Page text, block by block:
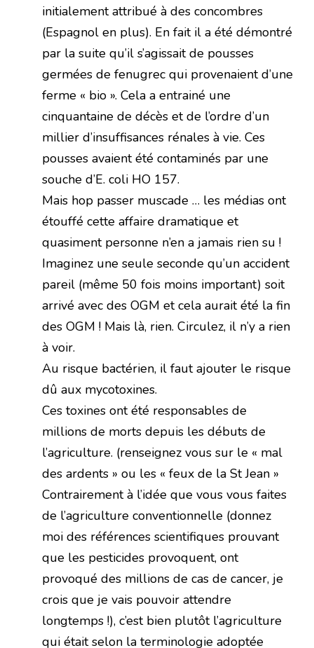
initialement attribué à des concombres
(Espagnol en plus). En fait il a été démontré
par la suite qu’il s’agissait de pousses
germées de fenugrec qui provenaient d’une
ferme « bio ». Cela a entrainé une
cinquantaine de décès et de l’ordre d’un
millier d’insuffisances rénales à vie. Ces
pousses avaient été contaminés par une
souche d’E. coli HO 157.
Mais hop passer muscade … les médias ont
étouffé cette affaire dramatique et
quasiment personne n’en a jamais rien su !
Imaginez une seule seconde qu’un accident
pareil (même 50 fois moins important) soit
arrivé avec des OGM et cela aurait été la fin
des OGM ! Mais là, rien. Circulez, il n’y a rien
à voir.
Au risque bactérien, il faut ajouter le risque
dû aux mycotoxines.
Ces toxines ont été responsables de
millions de morts depuis les débuts de
l’agriculture. (renseignez vous sur le « mal
des ardents » ou les « feux de la St Jean »
Contrairement à l’idée que vous vous faites
de l’agriculture conventionnelle (donnez
moi des références scientifiques prouvant
que les pesticides provoquent, ont
provoqué des millions de cas de cancer, je
crois que je vais pouvoir attendre
longtemps !), c’est bien plutôt l’agriculture
qui était selon la terminologie adoptée